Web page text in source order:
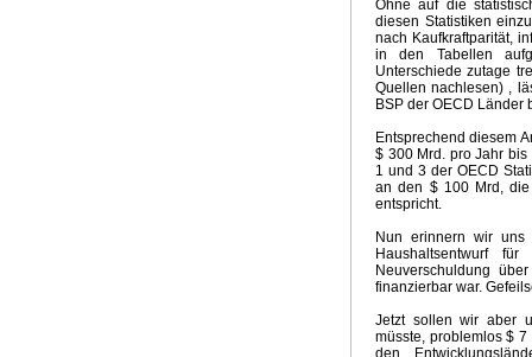
Neuer Klima-Alarm
Industriekonspiration Klimakrieger
Traum Energiewende
Kalte
Wintervorhersage
Ergebnis
Klimabedrohung CO2
Weltwirtschaft
Klimarepublik Deutschland 2020
Anti Atomrepublik
Überschwemmungen in Australien
2010 Wärmstes
Energiekonzept der
Ohne auf die
diesen Statistiken
nach Kaufkraftparität,
in den Tabellen
Unterschiede zutage
Quellen nachlesen) ,
BSP der OECD Länder
Entsprechend diesem
$ 300 Mrd. pro Jahr
1 und 3 der OECD
an den $ 100 Mrd,
entspricht.
Nun erinnern wir uns
Haushaltsentwurf
Neuverschuldung
finanzierbar war.
Jetzt sollen wir aber
müsste, problemlos $
den